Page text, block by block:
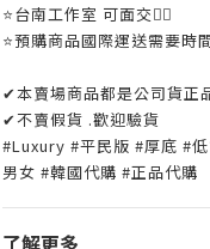
⭐️台南工作室 可面交👌🏼
⭐️預購商品國際運送需要時
✔本賣場商品都是公司貨正
✔不賣假貨 .歡迎驗貨
#Luxury #平民版 #厚底 #
男女 #韓國代購 #正品代購
了解更多